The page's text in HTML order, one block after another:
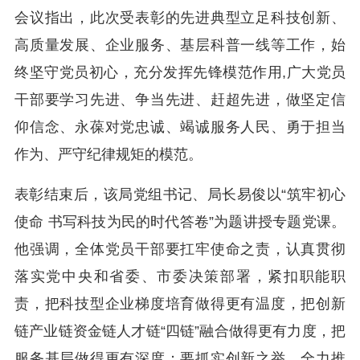
会议指出，此次受表彰的先进典型立足科技创新、
高质量发展、企业服务、基层科普一线等工作，始
终坚守党员初心，充分发挥先锋模范作用,广大党员
干部要学习先进、争当先进、赶超先进，做坚定信
仰信念、永葆对党忠诚、竭诚服务人民、勇于担当
作为、严守纪律规矩的模范。
表彰结束后，该局党组书记、局长易俊以“筑牢初心
使命 书写科技为民的时代答卷”为题讲授专题党课。
他强调，全体党员干部要扛牢使命之责，认真贯彻
落实党中央和省委、市委决策部署，紧扣职能职
责，把科技型企业梯度培育做得更有温度，把创新
链产业链资金链人才链“四链”融合做得更有力度，把